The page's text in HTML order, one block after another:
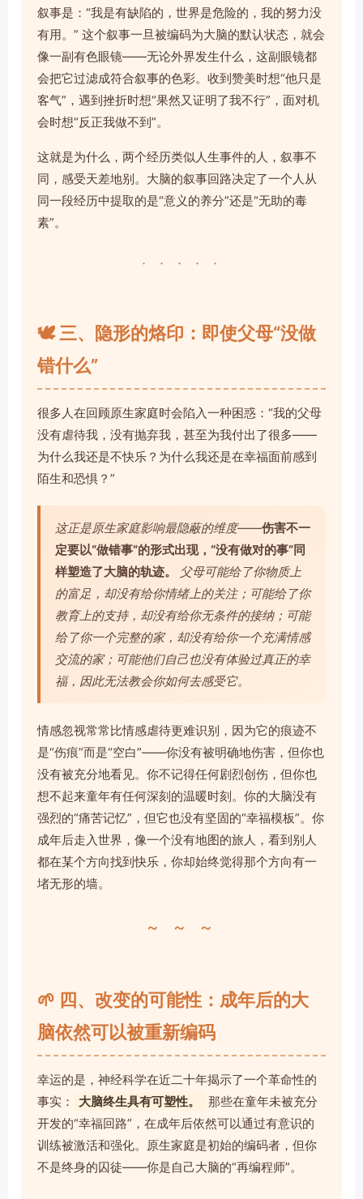
叙事是：“我是有缺陷的，世界是危险的，我的努力没
有用。” 这个叙事一旦被编码为大脑的默认状态，就会
像一副有色眼镜——无论外界发生什么，这副眼镜都
会把它过滤成符合叙事的色彩。收到赞美时想“他只是
客气”，遇到挫折时想“果然又证明了我不行”，面对机
会时想“反正我做不到”。
这就是为什么，两个经历类似人生事件的人，叙事不
同，感受天差地别。大脑的叙事回路决定了一个人从
同一段经历中提取的是“意义的养分”还是“无助的毒
素”。
· · · · ·
🕊️ 三、隐形的烙印：即使父母“没做
错什么”
很多人在回顾原生家庭时会陷入一种困惑：“我的父母
没有虐待我，没有抛弃我，甚至为我付出了很多——
为什么我还是不快乐？为什么我还是在幸福面前感到
陌生和恐惧？”
这正是原生家庭影响最隐蔽的维度——伤害不一
定要以“做错事”的形式出现，“没有做对的事”同
样塑造了大脑的轨迹。
父母可能给了你物质上
的富足，却没有给你情绪上的关注；可能给了你
教育上的支持，却没有给你无条件的接纳；可能
给了你一个完整的家，却没有给你一个充满情感
交流的家；可能他们自己也没有体验过真正的幸
福，因此无法教会你如何去感受它。
情感忽视常常比情感虐待更难识别，因为它的痕迹不
是“伤痕”而是“空白”——你没有被明确地伤害，但你也
没有被充分地看见。你不记得任何剧烈创伤，但你也
想不起来童年有任何深刻的温暖时刻。你的大脑没有
强烈的“痛苦记忆”，但它也没有坚固的“幸福模板”。你
成年后走入世界，像一个没有地图的旅人，看到别人
都在某个方向找到快乐，你却始终觉得那个方向有一
堵无形的墙。
~ ~ ~
🌱 四、改变的可能性：成年后的大
脑依然可以被重新编码
幸运的是，神经科学在近二十年揭示了一个革命性的
事实：
大脑终生具有可塑性。
那些在童年未被充分
开发的“幸福回路”，在成年后依然可以通过有意识的
训练被激活和强化。原生家庭是初始的编码者，但你
不是终身的囚徒——你是自己大脑的“再编程师”。